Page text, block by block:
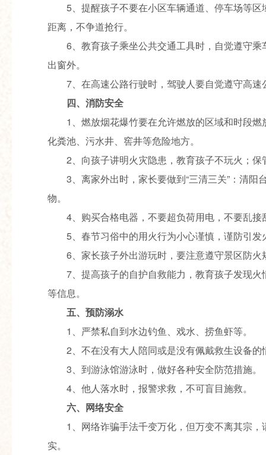
5、提醒孩子不要在小区车辆通道、停车场等
距离，不争道抢行。
6、教育孩子乘坐公共交通工具时，自觉遵守
出窗外。
7、在高速公路行驶时，驾驶人要自觉遵守高
四、消防安全
1、燃放烟花爆竹要在允许燃放的区域和时段
化粪池、污水井、窖井等危险地方。
2、向孩子讲明火灾隐患，教育孩子不玩火；
3、离家外出时，家长要做到“三清三关”：清
物。
4、购买合格电器，不要超负荷用电，不要乱
5、春节习俗中的用火行为小心谨慎，谨防引发
6、家长孩子外出游玩时，要注意遵守景区防
7、提高孩子的自护自救能力，教育孩子发现
等信息。
五、预防溺水
1、严禁私自到水边钓鱼、戏水、捞鱼虾等。
2、不在没有大人陪同或是没有佩戴救生设备的
3、到游泳馆游泳时，做好各种安全防范措施。
4、他人落水时，报警求救，不可盲目施救。
六、网络安全
1、网络诈骗手法千变万化，但万变不离其宗
实。